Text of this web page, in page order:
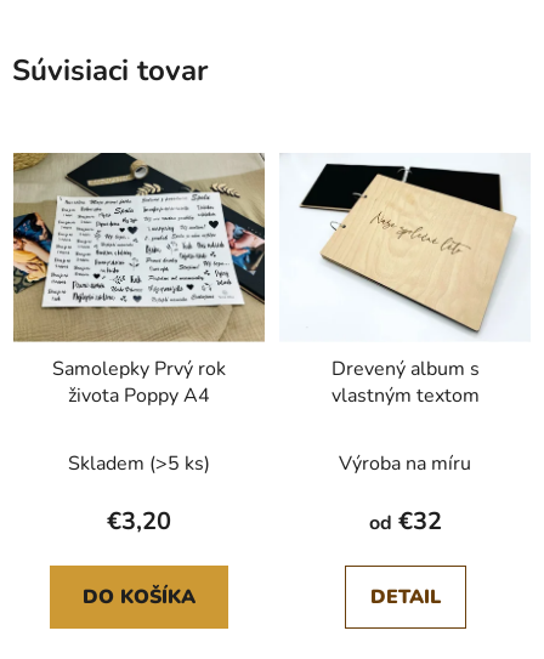
Súvisiaci tovar
Samolepky Prvý rok
života Poppy A4
Skladem (>5 ks)
€3,20
DO KOŠÍKA
Drevený album s
vlastným textom
Výroba na míru
od €32
DETAIL